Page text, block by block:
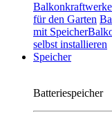
Balkonkraftwerke
für den Garten
mit Speicher
selbst installieren
Speicher
Batteriespeicher